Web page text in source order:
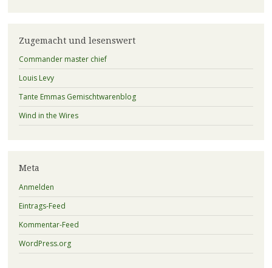
Zugemacht und lesenswert
Commander master chief
Louis Levy
Tante Emmas Gemischtwarenblog
Wind in the Wires
Meta
Anmelden
Eintrags-Feed
Kommentar-Feed
WordPress.org